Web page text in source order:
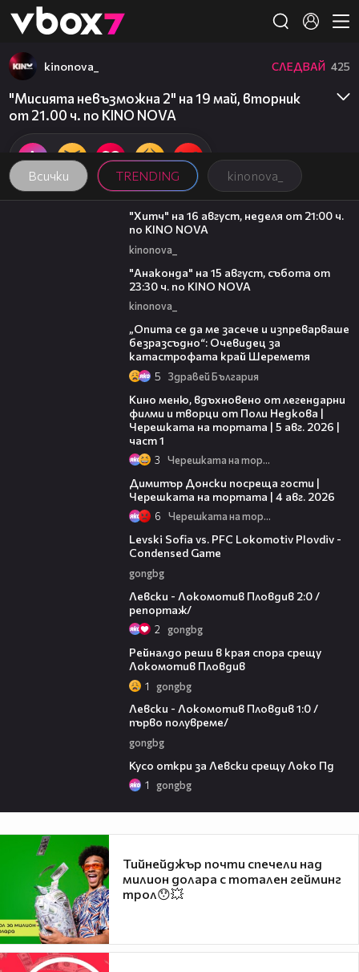
👾
Всички TRENDING kinonova_
kinonova_ СЛЕДВАЙ 425
"Мисията невъзможна 2" на 19 май, вторник
от 21.00 ч. по KINO NOVA
00:30
"Хитч" на 16 август, неделя от 21:00 ч.
по KINO NOVA
kinonova_
"Анаконда" на 15 август, събота от
23:30 ч. по KINO NOVA
kinonova_
„Опита се да ме засече и изпреварваше
безразсъдно“: Очевидец за
катастрофата край Шереметя
5 Здравей България
Кино меню, вдъхновено от легендарни
филми и творци от Поли Недкова |
Черешката на тортата | 5 авг. 2026 |
част 1
3 Черешката на тортата
Димитър Донски посреща гости |
Черешката на тортата | 4 авг. 2026
6 Черешката на тортата
Levski Sofia vs. PFC Lokomotiv Plovdiv -
Condensed Game
gongbg
Левски - Локомотив Пловдив 2:0 /
репортаж/
2 gongbg
Рейналдо реши в края спора срещу
Локомотив Пловдив
1 gongbg
Левски - Локомотив Пловдив 1:0 /
първо полувреме/
gongbg
Кусо откри за Левски срещу Локо Пд
1 gongbg
Тийнейджър почти спечели над
милион долара с тотален гейминг
трол😯💥